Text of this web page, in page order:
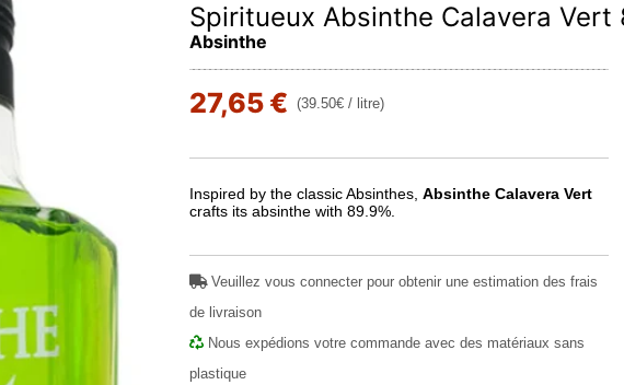
Spiritueux Absinthe Calavera Vert
Absinthe
27,65 € (39.50€ / litre)
Inspired by the classic Absinthes, Absinthe Calavera Vert
crafts its absinthe with 89.9%.
Veuillez vous connecter pour obtenir une estimation des frais
de livraison
Nous expédions votre commande avec des matériaux sans
plastique